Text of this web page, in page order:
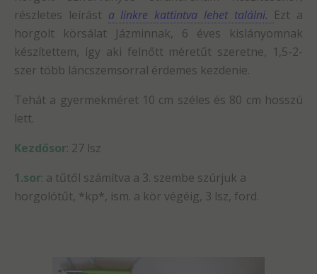
részletes leírást a linkre kattintva lehet találni. Ezt a
horgolt körsálat Jázminnak, 6 éves kislányomnak
készítettem, így aki felnőtt méretűt szeretne, 1,5-2-
szer több láncszemsorral érdemes kezdenie.
Tehát a gyermekméret 10 cm széles és 80 cm hosszú
lett.
Kezdősor: 27 lsz
1.sor: a tűtől számítva a 3. szembe szúrjuk a
horgolótűt, *kp*, ism. a kör végéig, 3 lsz, ford.